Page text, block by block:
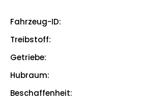
Fahrzeug-ID:
Treibstoff:
Getriebe:
Hubraum:
Beschaffenheit: